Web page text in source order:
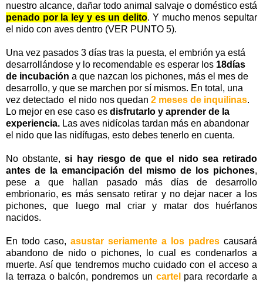
nuestro alcance, dañar todo animal salvaje o doméstico está
penado por la ley y es un delito. Y mucho menos sepultar
el nido con aves dentro (VER PUNTO 5).
Una vez pasados 3 días tras la puesta, el embrión ya está
desarrollándose y lo recomendable es esperar los 18días
de incubación a que nazcan los pichones, más el mes de
desarrollo, y que se marchen por sí mismos. En total, una
vez detectado el nido nos quedan 2 meses de inquilinas.
Lo mejor en ese caso es disfrutarlo y aprender de la
experiencia. Las aves nidícolas tardan más en abandonar
el nido que las nidífugas, esto debes tenerlo en cuenta.
No obstante,si hay riesgo de que el nido sea retirado
antes de la emancipación del mismo de los pichones,
pese a que hallan pasado más días de desarrollo
embrionario, es más sensato retirar y no dejar nacer a los
pichones, que luego mal criar y matar dos huérfanos
nacidos.
En todo caso, asustar seriamente a los padres causará
abandono de nido o pichones, lo cual es condenarlos a
muerte. Así que tendremos mucho cuidado con el acceso a
la terraza o balcón, pondremos un cartel para recordarle a